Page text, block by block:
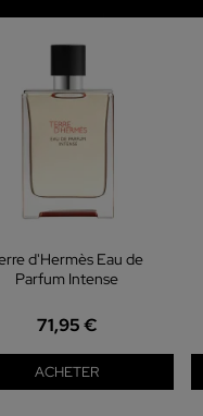
d'Hermès Eau de
Parfum Intense
71,95 €
ACHETER